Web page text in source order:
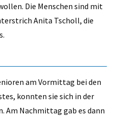
Die Menschen sind mit
Anita Tscholl, die
am Vormittag bei den
konnten sie sich in der
Am Nachmittag gab es dann